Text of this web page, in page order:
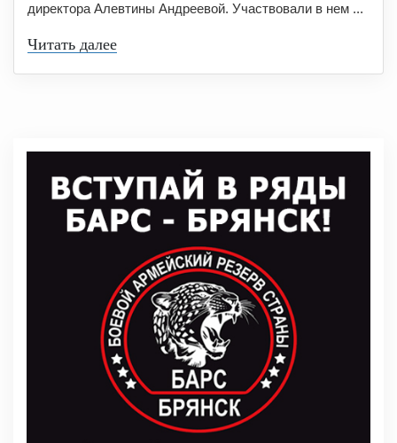
директора Алевтины Андреевой. Участвовали в нем ...
Читать далее